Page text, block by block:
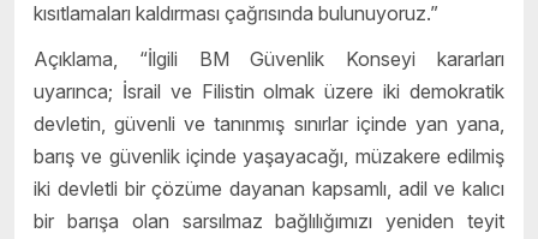
kısıtlamaları kaldırması çağrısında bulunuyoruz.”
Açıklama, “İlgili BM Güvenlik Konseyi kararları
uyarınca; İsrail ve Filistin olmak üzere iki demokratik
devletin, güvenli ve tanınmış sınırlar içinde yan yana,
barış ve güvenlik içinde yaşayacağı, müzakere edilmiş
iki devletli bir çözüme dayanan kapsamlı, adil ve kalıcı
bir barışa olan sarsılmaz bağlılığımızı yeniden teyit